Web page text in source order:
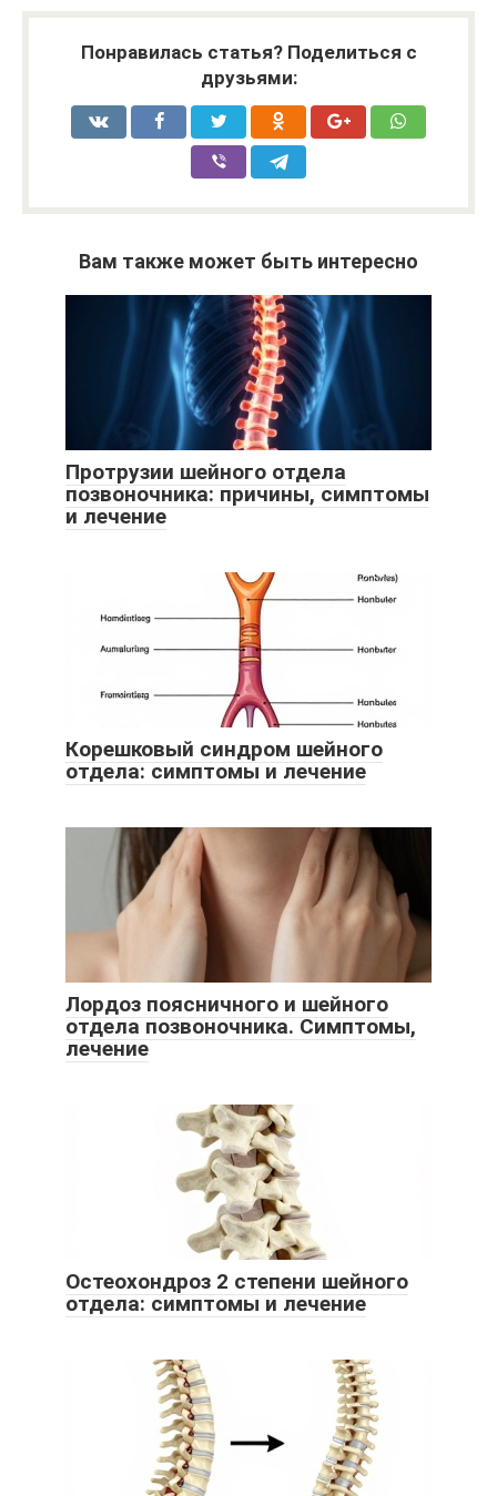
Понравилась статья? Поделиться с
друзьями:
Вам также может быть интересно
Протрузии шейного отдела
позвоночника: причины, симптомы
и лечение
Корешковый синдром шейного
отдела: симптомы и лечение
Лордоз поясничного и шейного
отдела позвоночника. Симптомы,
лечение
Остеохондроз 2 степени шейного
отдела: симптомы и лечение